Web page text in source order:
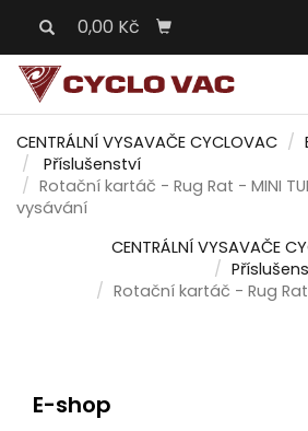
0,00 Kč
CENTRÁLNÍ VYSAVAČE CYCLOVAC
Příslušenství
Rotační kartáč - Rug Rat - MINI
vysávání
CENTRÁLNÍ VYSAVAČE
Rotační kartáč - Rug Rat
E-shop